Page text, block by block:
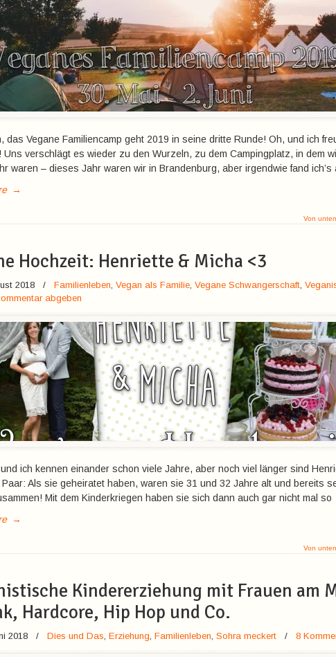
das Vegane Familiencamp geht 2019 in seine dritte Runde! Oh, und ich
Uns verschlägt es wieder zu den Wurzeln, zu dem Campingplatz, in dem
waren – dieses Jahr waren wir in Brandenburg, aber irgendwie fand ich’s
→
Von
Hochzeit: Henriette & Micha <3
2018 / Familienleben, Vegan als Familie, Vegane Schwangerschaft,
abgeben
ich kennen einander schon viele Jahre, aber noch viel länger sind
Paar: Als sie geheiratet haben, waren sie 31 und 32 Jahre alt und bereits
Mit dem Kinderkriegen haben sie sich dann auch gar nicht mal so
→
Von
Kindererziehung mit Frauen am
Hardcore, Hip Hop und Co.
2018 / Dies und Das, Erziehung, Familienleben, Sohra meckert / 8